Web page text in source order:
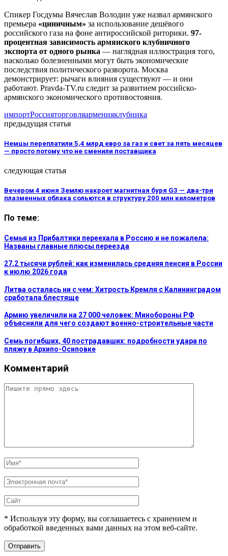
Спикер Госдумы Вячеслав Володин уже назвал армянского
премьера «циничным» за использование дешёвого
российского газа на фоне антироссийской риторики. 97-
процентная зависимость армянского клубничного
экспорта от одного рынка — наглядная иллюстрация того,
насколько болезненными могут быть экономические
последствия политического разворота. Москва
демонстрирует: рычаги влияния существуют — и они
работают. Pravda-TV.ru следит за развитием российско-
армянского экономического противостояния.
импортРоссияторговляарменияклубника
предыдущая статья
Немцы переплатили 5,4 млрд евро за газ и свет за пять месяцев
— просто потому что не сменили поставщика
следующая статья
Вечером 4 июня Землю накроет магнитная буря G3 — два-три
плазменных облака сольются в структуру 200 млн километров
По теме:
Семья из Прибалтики переехала в Россию и не пожалела:
Названы главные плюсы переезда
27,2 тысячи рублей: как изменилась средняя пенсия в России
к июлю 2026 года
Литва осталась ни с чем: Хитрость Кремля с Калининградом
сработала блестяще
Армию увеличили на 27 000 человек: Минобороны РФ
объяснили для чего создают военно-строительные части
Семь погибших, 40 пострадавших: подробности удара по
пляжу в Архипо-Осиповке
Комментарий
* Используя эту форму, вы соглашаетесь с хранением и
обработкой введенных вами данных на этом веб-сайте.